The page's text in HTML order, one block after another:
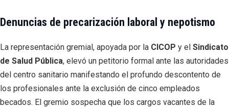
Denuncias de precarización laboral y nepotismo
La representación gremial, apoyada por la CICOP y el Sindicato
de Salud Pública, elevó un petitorio formal ante las autoridades
del centro sanitario manifestando el profundo descontento de
los profesionales ante la exclusión de cinco empleados
becados. El gremio sospecha que los cargos vacantes de la